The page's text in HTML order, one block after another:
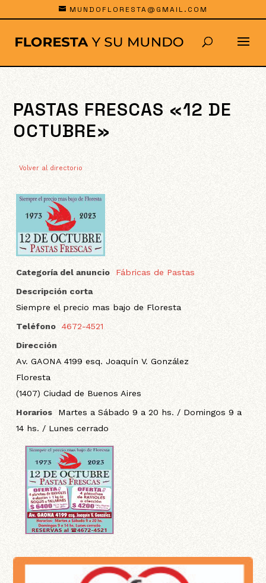
MUNDOFLORESTA@GMAIL.COM
PASTAS FRESCAS «12 DE
OCTUBRE»
Volver al directorio
Categoría del anuncio
Fábricas de Pastas
Descripción corta
Siempre el precio mas bajo de Floresta
Teléfono
4672-4521
Dirección
Av. GAONA 4199 esq. Joaquín V. González
Floresta
(1407) Ciudad de Buenos Aires
Horarios
Martes a Sábado 9 a 20 hs. / Domingos 9 a
14 hs. / Lunes cerrado